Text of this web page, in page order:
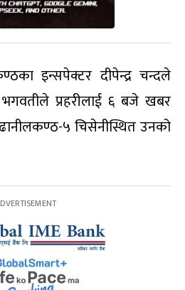
इन्सपेक्टर दीपेन्द्र चन्दले
प्रहरीलाई ६ बजे खबर
५ चिसेनीस्थित उनको